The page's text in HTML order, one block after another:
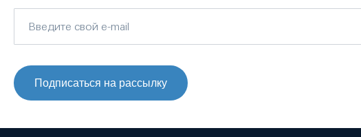
Подписаться на рассылку